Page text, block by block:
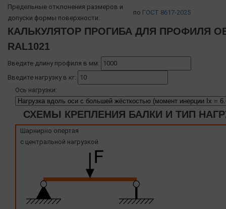
Предельные отклонения размеров и
допуски формы поверхности:
по ГОСТ 8617-2025
КАЛЬКУЛЯТОР ПРОГИБА ДЛЯ ПРОФИЛЯ
RAL1021
Введите длину профиля в мм:
Введите нагрузку в кг:
Ось нагрузки:
СХЕМЫ КРЕПЛЕНИЯ БАЛКИ И ТИП
Шарнирно опертая
с центральной нагрузкой